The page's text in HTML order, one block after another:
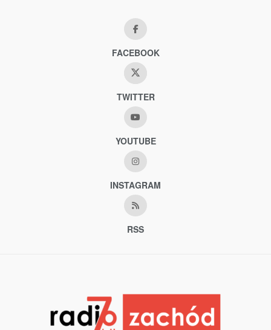
FACEBOOK
TWITTER
YOUTUBE
INSTAGRAM
RSS